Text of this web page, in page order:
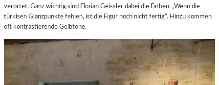
verortet. Ganz wichtig sind Florian Geissler dabei die Farben. „Wenn die
türkisen Glanzpunkte fehlen, ist die Figur noch nicht fertig“. Hinzu kommen
oft kontrastierende Gelbtöne.